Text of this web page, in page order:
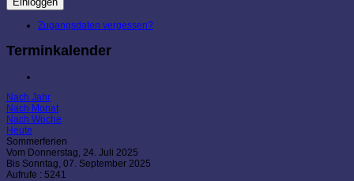
Zugangsdaten vergessen?
Terminkalender
Nach Jahr
Nach Monat
Nach Woche
Heute
Sommerferien
Vom Donnerstag, 24. Juli 2025
Bis Sonntag, 07. September 2025
Aufrufe : 5241